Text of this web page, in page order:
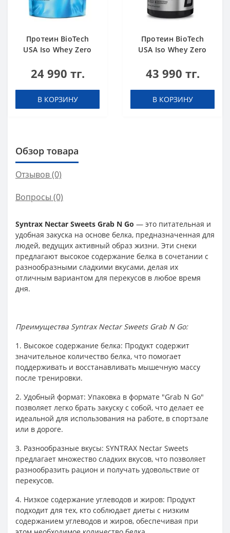
Протеин BioTech
USA Iso Whey Zero
454 g
24 990 тг.
В КОРЗИНУ
Протеин BioTech
USA Iso Whey Zero
43 990 тг.
В КОРЗИНУ
Обзор товара
Отзывов (0)
Вопросы (0)
Syntrax Nectar Sweets Grab N Go — это питательная и
удобная закуска на основе белка, предназначенная для
людей, ведущих активный образ жизни. Эти снеки
предлагают высокое содержание белка в сочетании с
разнообразными сладкими вкусами, делая их
отличным вариантом для перекусов в любое время
дня.
Преимущества Syntrax Nectar Sweets Grab N Go:
1. Высокое содержание белка: Продукт содержит
значительное количество белка, что помогает
поддерживать и восстанавливать мышечную массу
после тренировки.
2. Удобный формат: Упаковка в формате "Grab N Go"
позволяет легко брать закуску с собой, что делает ее
идеальной для использования на работе, в спортзале
или в дороге.
3. Разнообразные вкусы: SYNTRAX Nectar Sweets
предлагает множество сладких вкусов, что позволяет
разнообразить рацион и получать удовольствие от
перекусов.
4. Низкое содержание углеводов и жиров: Продукт
подходит для тех, кто соблюдает диеты с низким
содержанием углеводов и жиров, обеспечивая при